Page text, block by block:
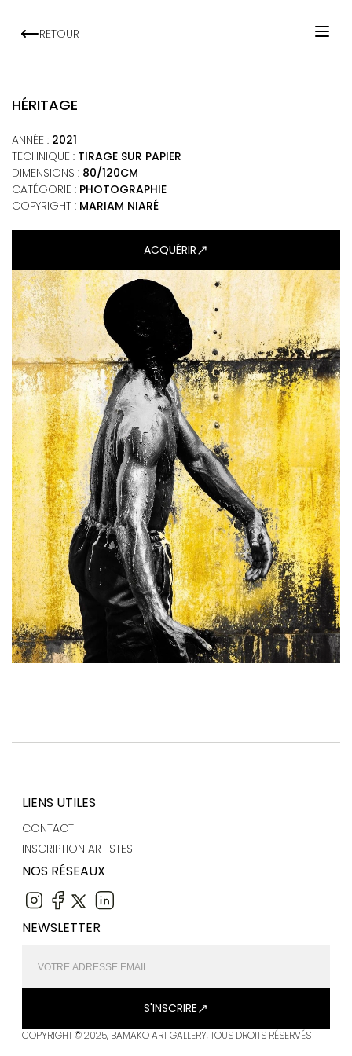
RETOUR
VIEWING ROOM
MALI ART CLUB
ART'ACTU
À PROPOS
CONTACT
HÉRITAGE
ANNÉE : 2021
TECHNIQUE : TIRAGE SUR PAPIER
DIMENSIONS : 80/120CM
CATÉGORIE : PHOTOGRAPHIE
COPYRIGHT : MARIAM NIARÉ
ACQUÉRIR
LIENS UTILES
CONTACT
INSCRIPTION ARTISTES
NOS RÉSEAUX
NEWSLETTER
S'INSCRIRE
COPYRIGHT © 2025, BAMAKO ART GALLERY, TOUS DROITS RÉSERVÉS